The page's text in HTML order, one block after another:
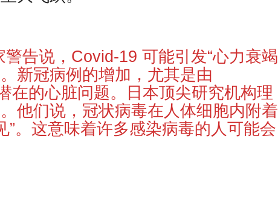
告说，Covid-19 可能引发“心力衰竭
新冠病例的增加，尤其是由
在的心脏问题。日本顶尖研究机构理
他们说，冠状病毒在人体细胞内附着
”。这意味着许多感染病毒的人可能会